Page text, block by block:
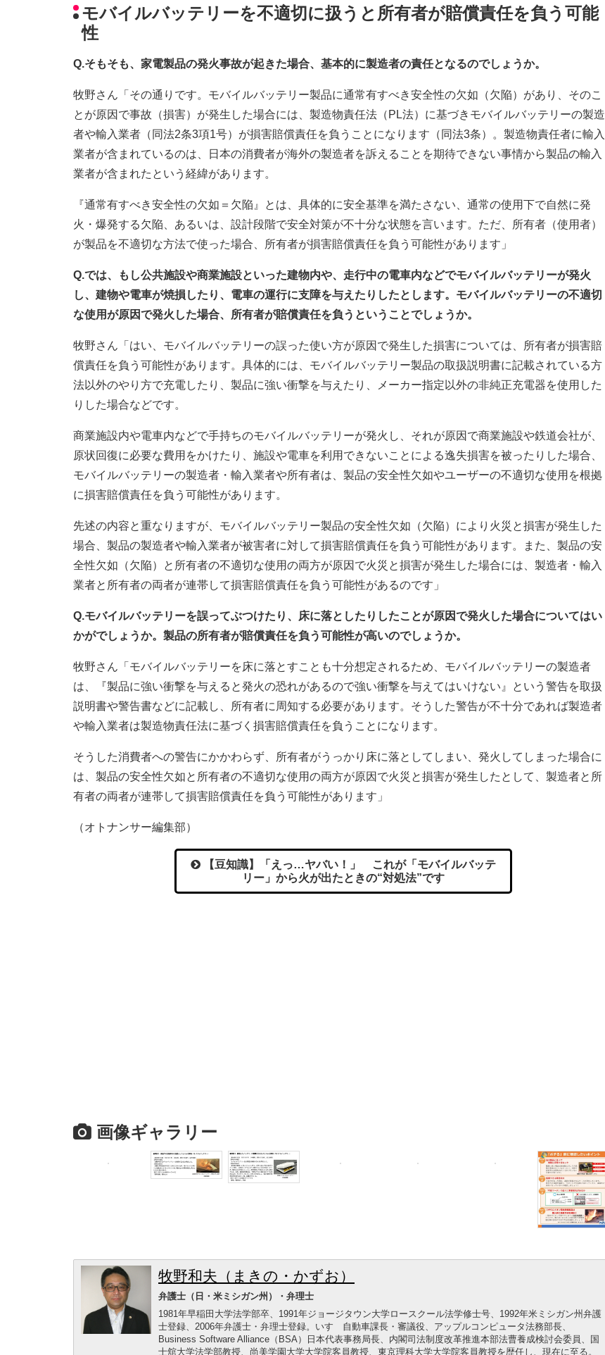
モバイルバッテリーを不適切に扱うと所有者が賠償責任を負う可能
性
Q.そもそも、家電製品の発火事故が起きた場合、基本的に製造者の責任となるのでしょうか。
牧野さん「その通りです。モバイルバッテリー製品に通常有すべき安全性の欠如（欠陥）があり、そのこ
とが原因で事故（損害）が発生した場合には、製造物責任法（PL法）に基づきモバイルバッテリーの製造
者や輸入業者（同法2条3項1号）が損害賠償責任を負うことになります（同法3条）。製造物責任者に輸入
業者が含まれているのは、日本の消費者が海外の製造者を訴えることを期待できない事情から製品の輸入
業者が含まれたという経緯があります。
『通常有すべき安全性の欠如＝欠陥』とは、具体的に安全基準を満たさない、通常の使用下で自然に発
火・爆発する欠陥、あるいは、設計段階で安全対策が不十分な状態を言います。ただ、所有者（使用者）
が製品を不適切な方法で使った場合、所有者が損害賠償責任を負う可能性があります」
Q.では、もし公共施設や商業施設といった建物内や、走行中の電車内などでモバイルバッテリーが発火
し、建物や電車が焼損したり、電車の運行に支障を与えたりしたとします。モバイルバッテリーの不適切
な使用が原因で発火した場合、所有者が賠償責任を負うということでしょうか。
牧野さん「はい、モバイルバッテリーの誤った使い方が原因で発生した損害については、所有者が損害賠
償責任を負う可能性があります。具体的には、モバイルバッテリー製品の取扱説明書に記載されている方
法以外のやり方で充電したり、製品に強い衝撃を与えたり、メーカー指定以外の非純正充電器を使用した
りした場合などです。
商業施設内や電車内などで手持ちのモバイルバッテリーが発火し、それが原因で商業施設や鉄道会社が、
原状回復に必要な費用をかけたり、施設や電車を利用できないことによる逸失損害を被ったりした場合、
モバイルバッテリーの製造者・輸入業者や所有者は、製品の安全性欠如やユーザーの不適切な使用を根拠
に損害賠償責任を負う可能性があります。
先述の内容と重なりますが、モバイルバッテリー製品の安全性欠如（欠陥）により火災と損害が発生した
場合、製品の製造者や輸入業者が被害者に対して損害賠償責任を負う可能性があります。また、製品の安
全性欠如（欠陥）と所有者の不適切な使用の両方が原因で火災と損害が発生した場合には、製造者・輸入
業者と所有者の両者が連帯して損害賠償責任を負う可能性があるのです」
Q.モバイルバッテリーを誤ってぶつけたり、床に落としたりしたことが原因で発火した場合についてはい
かがでしょうか。製品の所有者が賠償責任を負う可能性が高いのでしょうか。
牧野さん「モバイルバッテリーを床に落とすことも十分想定されるため、モバイルバッテリーの製造者
は、『製品に強い衝撃を与えると発火の恐れがあるので強い衝撃を与えてはいけない』という警告を取扱
説明書や警告書などに記載し、所有者に周知する必要があります。そうした警告が不十分であれば製造者
や輸入業者は製造物責任法に基づく損害賠償責任を負うことになります。
そうした消費者への警告にかかわらず、所有者がうっかり床に落としてしまい、発火してしまった場合に
は、製品の安全性欠如と所有者の不適切な使用の両方が原因で火災と損害が発生したとして、製造者と所
有者の両者が連帯して損害賠償責任を負う可能性があります」
（オトナンサー編集部）
【豆知識】「えっ…ヤバい！」 これが「モバイルバッテ
リー」から火が出たときの“対処法”です
画像ギャラリー
牧野和夫（まきの・かずお）
弁護士（日・米ミシガン州）・弁理士
1981年早稲田大学法学部卒、1991年ジョージタウン大学ロースクール法学修士号、1992年米ミシガン州弁護
士登録、2006年弁護士・弁理士登録。いすゞ自動車課長・審議役、アップルコンピュータ法務部長、
Business Software Alliance（BSA）日本代表事務局長、内閣司法制度改革推進本部法曹養成検討会委員、国
士舘大学法学部教授、尚美学園大学大学院客員教授、東京理科大学大学院客員教授を歴任し、現在に至る。